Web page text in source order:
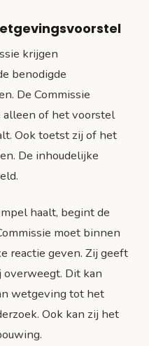
krijgen
benodigde
De Commissie
of het voorstel
Ook toetst zij of het
De inhoudelijke
haalt, begint de
moet binnen
reactie geven. Zij geeft
Dit kan
wetgeving tot het
Ook kan zij het